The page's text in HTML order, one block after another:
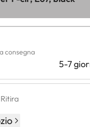
consegna
5-7